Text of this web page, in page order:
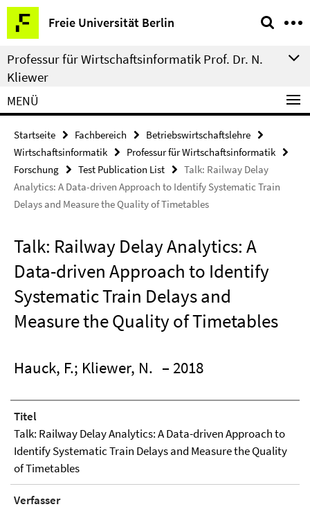
Springe
direkt
zu
Inhalt
Freie Universität Berlin
Service-
Navigation
Professur für Wirtschaftsinformatik Prof. Dr. N.
Kliewer
MENÜ
Startseite Fachbereich
Betriebswirtschaftslehre
Wirtschaftsinformatik
Professur für Wirtschaftsinformatik
Forschung
Test Publication List
Talk: Railway Delay
Analytics: A Data-driven Approach to Identify Systematic Train
Delays and Measure the Quality of Timetables
Talk: Railway Delay Analytics: A
Data-driven Approach to Identify
Systematic Train Delays and
Measure the Quality of Timetables
Hauck, F.; Kliewer, N. – 2018
Titel
Talk: Railway Delay Analytics: A Data-driven Approach to
Identify Systematic Train Delays and Measure the Quality
of Timetables
Verfasser